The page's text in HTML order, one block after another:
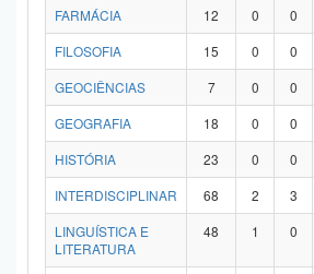
FARMÁCIA
12 0 0
FILOSOFIA
15 0 0
GEOCIÊNCIAS
7 0 0
GEOGRAFIA
18 0 0
HISTÓRIA
23 0 0
INTERDISCIPLINAR
68 2 3
LINGUÍSTICA E
LITERATURA
48 1 0